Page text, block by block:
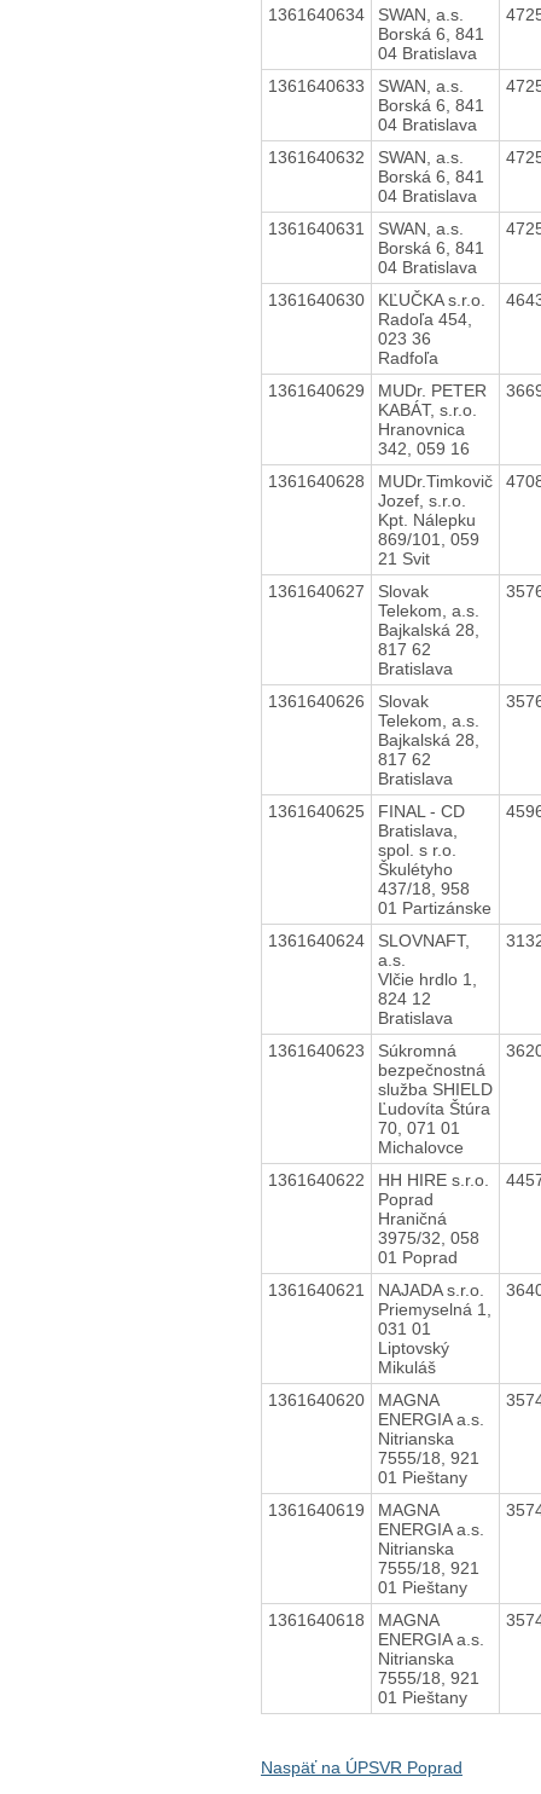
1361640634
SWAN, a.s.
Borská 6, 841
04 Bratislava
1361640633
SWAN, a.s.
Borská 6, 841
04 Bratislava
1361640632
SWAN, a.s.
Borská 6, 841
04 Bratislava
1361640631
SWAN, a.s.
Borská 6, 841
04 Bratislava
1361640630
KĽUČKA s.r.o.
Radoľa 454,
023 36
Radfoľa
1361640629
MUDr. PETER
KABÁT, s.r.o.
Hranovnica
342, 059 16
1361640628
MUDr.Timkovič
Jozef, s.r.o.
Kpt. Nálepku
869/101, 059
21 Svit
1361640627
Slovak
Telekom, a.s.
Bajkalská 28,
817 62
Bratislava
1361640626
Slovak
Telekom, a.s.
Bajkalská 28,
817 62
Bratislava
1361640625
FINAL - CD
Bratislava,
spol. s r.o.
Škulétyho
437/18, 958
01 Partizánske
1361640624
SLOVNAFT,
a.s.
Vlčie hrdlo 1,
824 12
Bratislava
1361640623
Súkromná
bezpečnostná
služba SHIELD
Ľudovíta Štúra
70, 071 01
Michalovce
1361640622
HH HIRE s.r.o.
Poprad
Hraničná
3975/32, 058
01 Poprad
1361640621
NAJADA s.r.o.
Priemyselná 1,
031 01
Liptovský
Mikuláš
1361640620
MAGNA
ENERGIA a.s.
Nitrianska
7555/18, 921
01 Pieštany
1361640619
MAGNA
ENERGIA a.s.
Nitrianska
7555/18, 921
01 Pieštany
1361640618
MAGNA
ENERGIA a.s.
Nitrianska
7555/18, 921
01 Pieštany
Naspäť na ÚPSVR Poprad